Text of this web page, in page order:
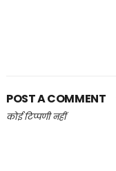
POST A COMMENT
कोई टिप्पणी नहीं